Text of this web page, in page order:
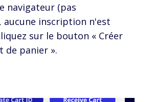
navigateur (pas
aucune inscription n'est
sur le bouton « Créer
de panier ».